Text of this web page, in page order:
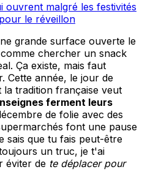
ouvrent malgré les festivités
le réveillon
grande surface ouverte le
chercher un snack
Ça existe, mais faut
Cette année, le jour de
tradition française veut
ferment leurs
de folie avec des
font une pause
sais que tu fais peut-être
un truc, je t'ai
éviter de te déplacer pour